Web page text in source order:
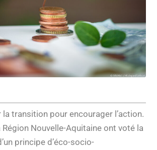
transition pour encourager l’action.
Région Nouvelle-Aquitaine ont voté la
principe d’éco-socio-